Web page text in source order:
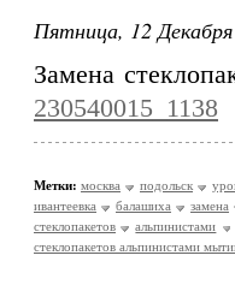
Пятница, 12
Замена
230540015_1138
Метки: москва подольск
ивантеевка
балашиха
замена
стеклопакетов
альпинистами
стеклопакетов альпинистами